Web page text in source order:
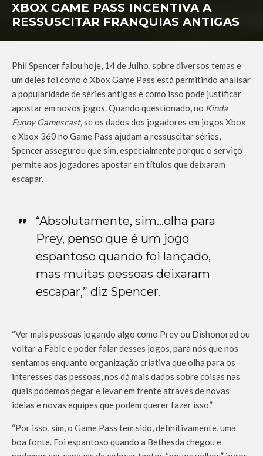
XBOX GAME PASS INCENTIVA A
RESSUSCITAR FRANQUIAS ANTIGAS
Phil Spencer falou hoje, 14 de Julho, sobre diversos temas e
um deles foi como o Xbox Game Pass está permitindo analisar
a popularidade de séries antigas e como isso pode justificar
apostar em novos jogos. Quando questionado, no Kinda
Funny Gamescast,se os dados dos jogadores em jogos Xbox
e Xbox 360 no Game Pass ajudam a ressuscitar séries,
Spencer assegurou que sim, especialmente porque o serviço
permite aos jogadores apostar em títulos que deixaram
escapar.
“Absolutamente, sim…olha para
Prey, penso que é um jogo
espantoso quando foi lançado,
mas muitas pessoas deixaram
escapar,” diz Spencer.
“Ver mais pessoas jogando algo como Prey ou Dishonored ou
voltar a Fable e poder falar desses jogos, para nós que nos
sentamos enquanto organização criativa que olha para os
interesses das pessoas, nos dá mais dados sobre coisas nas
quais podemos pegar e levar em frente através de novas
ideias e novas equipes que podem querer fazer isso.”
“Por isso, sim, o Game Pass tem sido, definitivamente, uma
boa fonte. Foi espantoso quando a Bethesda chegou e